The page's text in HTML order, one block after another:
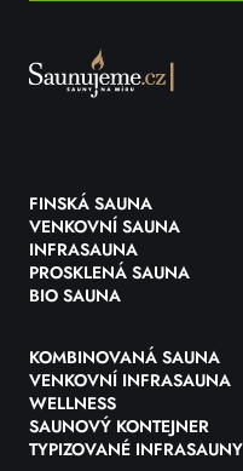
FINSKÁ SAUNA
VENKOVNÍ SAUNA
INFRASAUNA
PROSKLENÁ SAUNA
BIO SAUNA
KOMBINOVANÁ SAUNA
VENKOVNÍ INFRASAUNA
WELLNESS
SAUNOVÝ KONTEJNER
TYPIZOVANÉ INFRASAUNY